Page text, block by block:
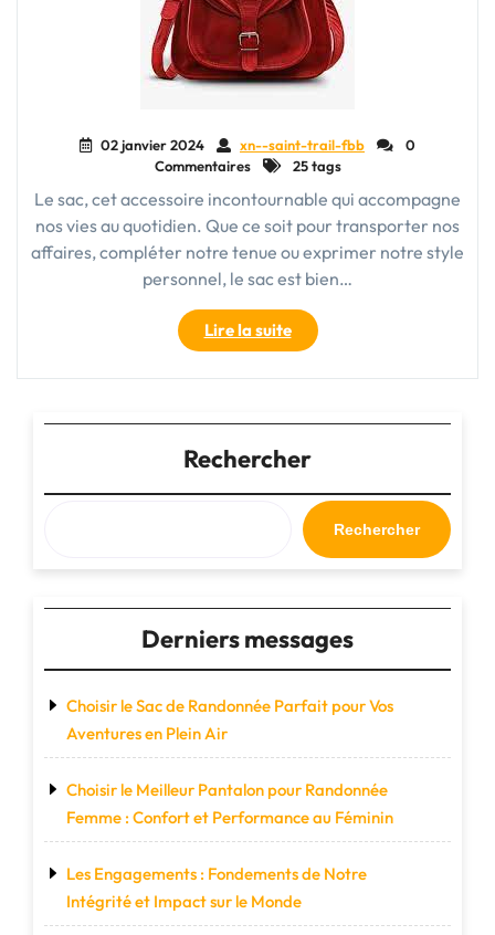
02 janvier 2024 xn--saint-trail-fbb
0
Commentaires
25 tags
Le sac, cet accessoire incontournable qui accompagne
nos vies au quotidien. Que ce soit pour transporter nos
affaires, compléter notre tenue ou exprimer notre style
personnel, le sac est bien…
Lire la suite"Le
Sac
:
Accessoire
Indispensable
pour
Exprimer
Votre
Style
Vie
Quotidienne"
Rechercher
Rechercher
Derniers messages
Choisir le Sac de Randonnée Parfait pour Vos
Aventures en Plein Air
Choisir le Meilleur Pantalon pour Randonnée
Femme : Confort et Performance au Féminin
Les Engagements : Fondements de Notre
Intégrité et Impact sur le Monde